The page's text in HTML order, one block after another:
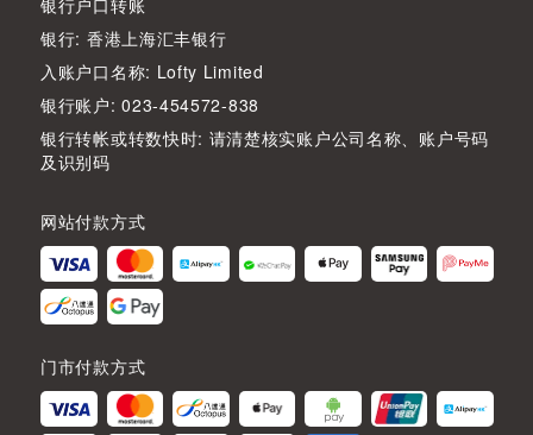
银行户口转账
银行: 香港上海汇丰银行
入账户口名称: Lofty Limited
银行账户: 023-454572-838
银行转帐或转数快时: 请清楚核实账户公司名称、账户号码
及识别码
网站付款方式
门市付款方式